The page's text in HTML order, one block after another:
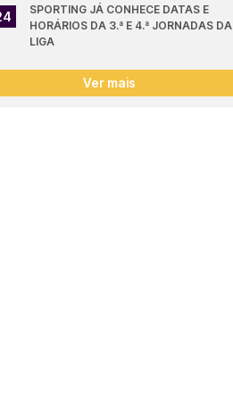
SPORTING JÁ CONHECE DATAS E
HORÁRIOS DA 3.ª E 4.ª JORNADAS DA
LIGA
Ver mais